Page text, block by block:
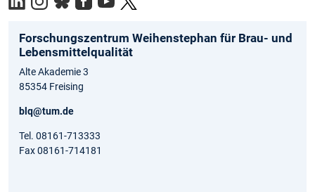
Forschungszentrum Weihenstephan für Brau- und
Lebensmittelqualität
Alte Akademie 3
85354 Freising
blq@tum.de
Tel. 08161-713333
Fax 08161-714181